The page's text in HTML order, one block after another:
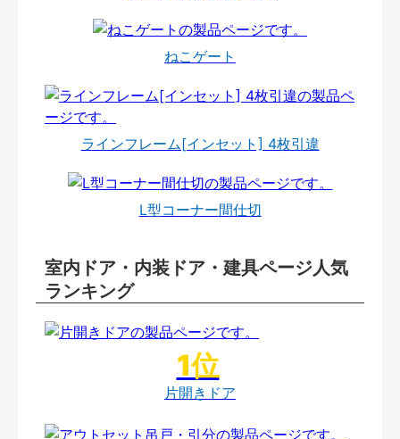
ねこゲート
ラインフレーム[インセット] 4枚引違
L型コーナー間仕切
室内ドア・内装ドア・建具ページ人気
ランキング
片開きドア